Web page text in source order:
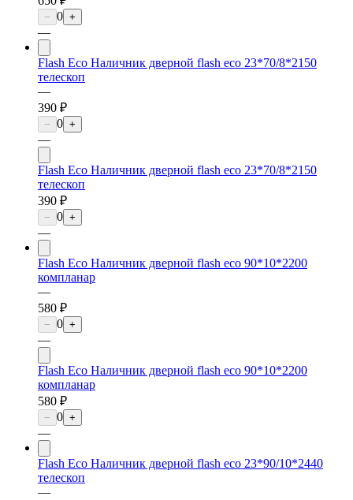
− 0 +
—
Flash Eco Наличник дверной flash eco 23*70/8*2150
телескоп
—
390 ₽
− 0 +
—
Flash Eco Наличник дверной flash eco 23*70/8*2150
телескоп
390 ₽
− 0 +
—
Flash Eco Наличник дверной flash eco 90*10*2200
компланар
—
580 ₽
− 0 +
—
Flash Eco Наличник дверной flash eco 90*10*2200
компланар
580 ₽
− 0 +
—
Flash Eco Наличник дверной flash eco 23*90/10*2440
телескоп
—